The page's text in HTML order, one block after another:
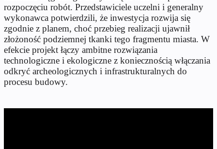
rozpoczęciu robót. Przedstawiciele uczelni i generalny
wykonawca potwierdzili, że inwestycja rozwija się
zgodnie z planem, choć przebieg realizacji ujawnił
złożoność podziemnej tkanki tego fragmentu miasta. W
efekcie projekt łączy ambitne rozwiązania
technologiczne i ekologiczne z koniecznością włączania
odkryć archeologicznych i infrastrukturalnych do
procesu budowy.